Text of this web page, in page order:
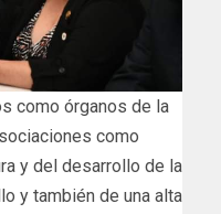
como órganos de la
como
y del desarrollo de la
y también de una alta